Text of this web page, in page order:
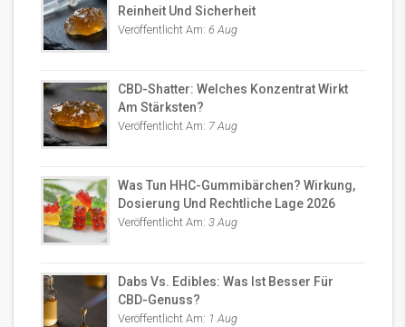
Reinheit Und Sicherheit
Veröffentlicht Am: 6 Aug
CBD-Shatter: Welches Konzentrat Wirkt
Am Stärksten?
Veröffentlicht Am: 7 Aug
Was Tun HHC-Gummibärchen? Wirkung,
Dosierung Und Rechtliche Lage 2026
Veröffentlicht Am: 3 Aug
Dabs Vs. Edibles: Was Ist Besser Für
CBD-Genuss?
Veröffentlicht Am: 1 Aug